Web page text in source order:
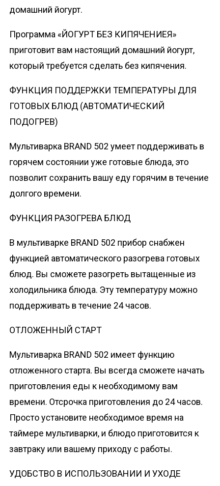
домашний йогурт.
Программа «ЙОГУРТ БЕЗ КИПЯЧЕНИЕЯ»
приготовит вам настоящий домашний йогурт,
который требуется сделать без кипячения.
ФУНКЦИЯ ПОДДЕРЖКИ ТЕМПЕРАТУРЫ ДЛЯ
ГОТОВЫХ БЛЮД (АВТОМАТИЧЕСКИЙ
ПОДОГРЕВ)
Мультиварка BRAND 502 умеет поддерживать в
горячем состоянии уже готовые блюда, это
позволит сохранить вашу еду горячим в течение
долгого времени.
ФУНКЦИЯ РАЗОГРЕВА БЛЮД
В мультиварке BRAND 502 прибор снабжен
функцией автоматического разогрева готовых
блюд. Вы сможете разогреть вытащенные из
холодильника блюда. Эту температуру можно
поддерживать в течение 24 часов.
ОТЛОЖЕННЫЙ СТАРТ
Мультиварка BRAND 502 имеет функцию
отложенного старта. Вы всегда сможете начать
приготовления еды к необходимому вам
времени. Отсрочка приготовления до 24 часов.
Просто установите необходимое время на
таймере мультиварки, и блюдо приготовится к
завтраку или вашему приходу с работы.
УДОБСТВО В ИСПОЛЬЗОВАНИИ И УХОДЕ